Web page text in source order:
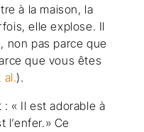
à la maison, la
elle explose. Il
non pas parce que
que vous êtes
al.).
« Il est adorable à
l’enfer.» Ce